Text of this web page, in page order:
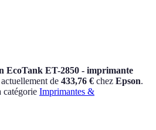
EcoTank ET-2850 - imprimante
actuellement de 433,76 € chez Epson.
catégorie Imprimantes &